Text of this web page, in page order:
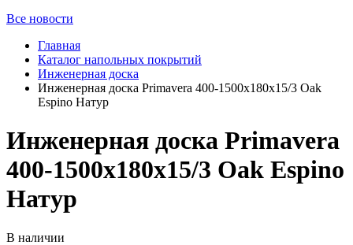
Все новости
Главная
Каталог напольных покрытий
Инженерная доска
Инженерная доска Primavera 400-1500х180х15/3 Oak
Espino Натур
Инженерная доска Primavera
400-1500х180х15/3 Oak Espino
Натур
В наличии